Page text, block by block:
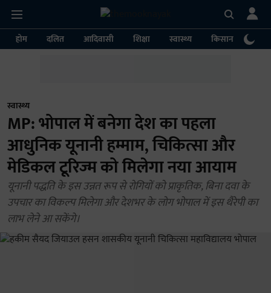
होम दलित आदिवासी शिक्षा स्वास्थ्य किसान
स्वास्थ्य
MP: भोपाल में बनेगा देश का पहला
आधुनिक यूनानी हम्माम, चिकित्सा और
मेडिकल टूरिज्म को मिलेगा नया आयाम
यूनानी पद्धति के इस उन्नत रूप से रोगियों को प्राकृतिक, बिना दवा के
उपचार का विकल्प मिलेगा और देशभर के लोग भोपाल में इस थैरेपी का
लाभ लेने आ सकेंगे।